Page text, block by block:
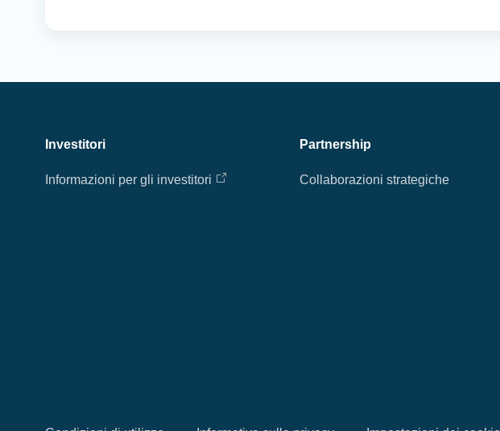
Investitori
Informazioni per gli investitori
Partnership
Collaborazioni strategiche